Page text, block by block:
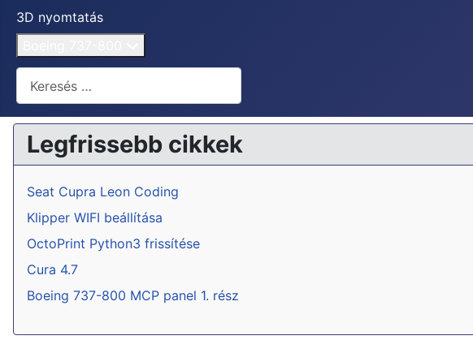
3D nyomtatás
Keresés...
Legfrissebb cikkek
Seat Cupra Leon Coding
Klipper WIFI beállítása
OctoPrint Python3 frissítése
Cura 4.7
Boeing 737-800 MCP panel 1. rész